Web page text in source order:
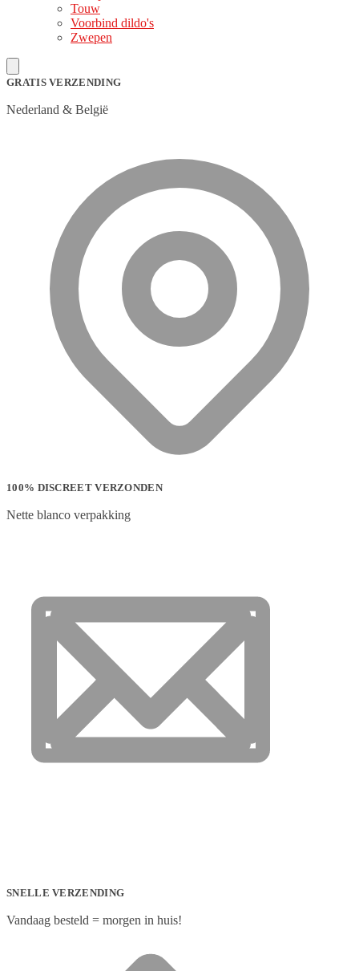
Touw
Voorbind dildo's
Zwepen
GRATIS VERZENDING
Nederland & België
100% DISCREET VERZONDEN
Nette blanco verpakking
SNELLE VERZENDING
Vandaag besteld = morgen in huis!